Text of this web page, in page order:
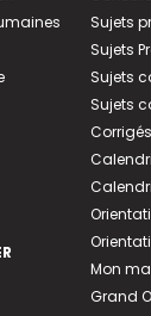
Sujets
Sujets
Sujets
Sujets
Mon
Grand